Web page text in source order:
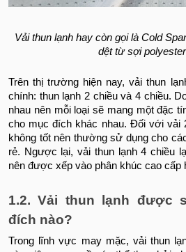
Vải thun lạnh hay còn gọi là Cold
dệt từ sợi
Trên thị trường hiện nay, vải thun
chính: thun lạnh 2 chiều và 4 chiều.
nhau nên mỗi loại sẽ mang một đặc
cho mục đích khác nhau. Đối với vải
không tốt nên thường sử dụng cho
rẻ. Ngược lại, vải thun lạnh 4 chiều
nên được xếp vào phân khúc cao cấp
1.2. Vải thun lạnh được
đích nào?
Trong lĩnh vực may mặc, vải thun